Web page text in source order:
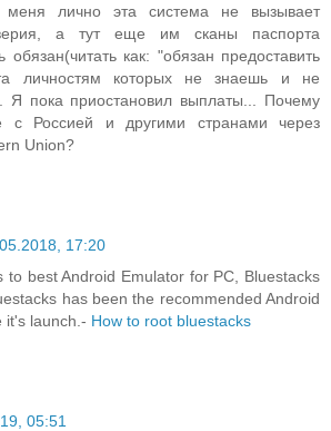
лично эта система не вызывает
а тут еще им сканы паспорта
обязан(читать как: "обязан предоставить
личностям которых не знаешь и не
Я пока приостановил выплаты... Почему
с Россией и другими странами через
Union?
17:20
to best Android Emulator for PC, Bluestacks
has been the recommended Android
it's launch.- How to root bluestacks
05:51